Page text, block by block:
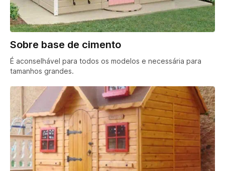
Sobre base de cimento
É aconselhável para todos os modelos e necessária para
tamanhos grandes.